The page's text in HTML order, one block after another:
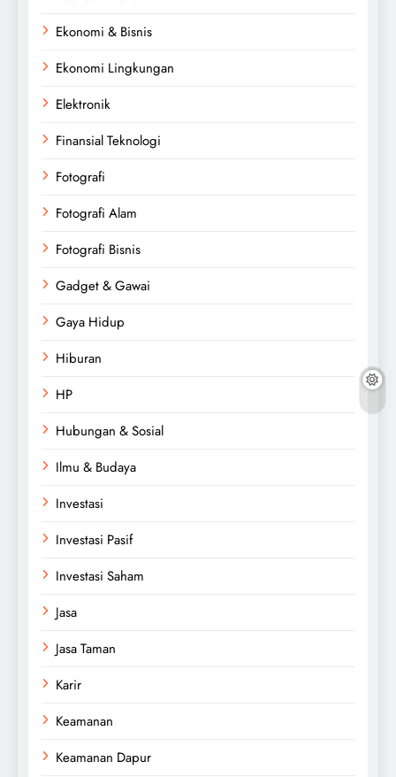
Ekonomi & Bisnis
Ekonomi Lingkungan
Elektronik
Finansial Teknologi
Fotografi
Fotografi Alam
Fotografi Bisnis
Gadget & Gawai
Gaya Hidup
Hiburan
HP
Hubungan & Sosial
Ilmu & Budaya
Investasi
Investasi Pasif
Investasi Saham
Jasa
Jasa Taman
Karir
Keamanan
Keamanan Dapur